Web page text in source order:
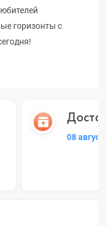
горизонты с
08